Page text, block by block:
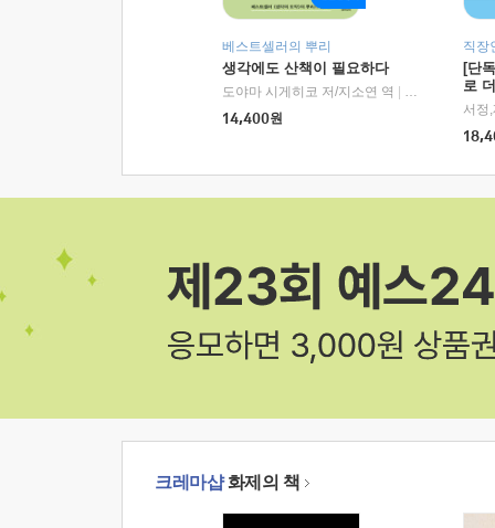
베스트셀러의 뿌리
생각에도 산책이 필요하다
도야마 시게히코 저/지소연 역
알에이치코리
14,400원
직장
[단
로
크레마샵화제의 책